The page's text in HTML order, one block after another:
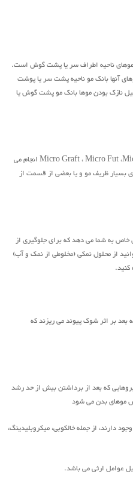
موهای ناحیه اطراف سر یا پشت گوش است.
آنها بانک مو ناحیه پشت سر یا پوشت
نازک بودن موها بانک مو پشت گوش یا
کاشت ابرو به چندین روش مختلف Micro Graft ، Micro Fut ،Micro Fit انجام می
بسیار ظریف مو و یا بعضی از قسمت از
به شما می دهد که برای جلوگیری از
از محلول نمکی (مخلوطی از نمک و آب)
کنید.
کاشته شده طی 2 تا 4 هفته بعد بر اثر شوک پیوند می ریزند که
که بعد از برداشتن بیش از حد رشد
موهای بدن می شود
دارند، از جمله خالکوبی، میکروبلیدینگ،
عوامل ارثی می باشد.